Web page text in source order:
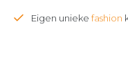
Eigen unieke fashion